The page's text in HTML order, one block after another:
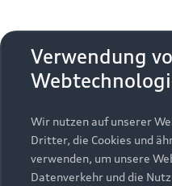
Modelle
Alle Modelle
Modelle vergleichen
Kaufen & leasen
Neuwagensuche
Service & Zubehör
Verwendung
Wir nutzen auf unserer
Dritter, die Cookies und
verwenden, um unsere
Datenverkehr und die